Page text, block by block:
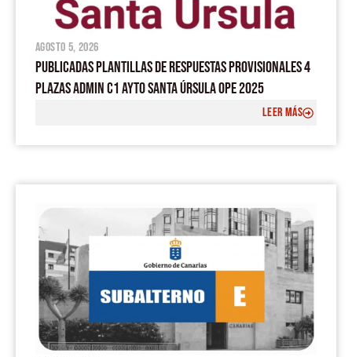
agosto 5, 2026
PUBLICADAS PLANTILLAS DE RESPUESTAS PROVISIONALES 4
PLAZAS ADMIN C1 AYTO SANTA ÚRSULA OPE 2025
LEER MÁS